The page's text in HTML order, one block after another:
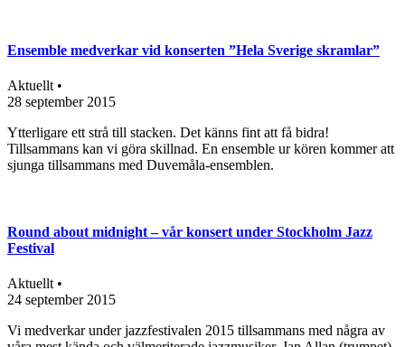
Ensemble medverkar vid konserten ”Hela Sverige skramlar”
Aktuellt •
28 september 2015
Ytterligare ett strå till stacken. Det känns fint att få bidra!
Tillsammans kan vi göra skillnad. En ensemble ur kören kommer att
sjunga tillsammans med Duvemåla-ensemblen.
Round about midnight – vår konsert under Stockholm Jazz
Festival
Aktuellt •
24 september 2015
Vi medverkar under jazzfestivalen 2015 tillsammans med några av